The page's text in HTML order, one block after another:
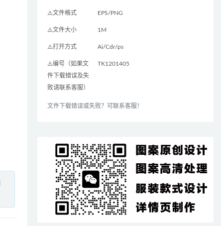
⚠️文件格式 EPS/PNG
⚠️文件大小 1M
⚠️打开方式 Ai/Cdr/ps
⚠️编号（如果文
件下载错误及失
败请联系客服）
TK1201405
文件下载错误或失败？可联系客服！